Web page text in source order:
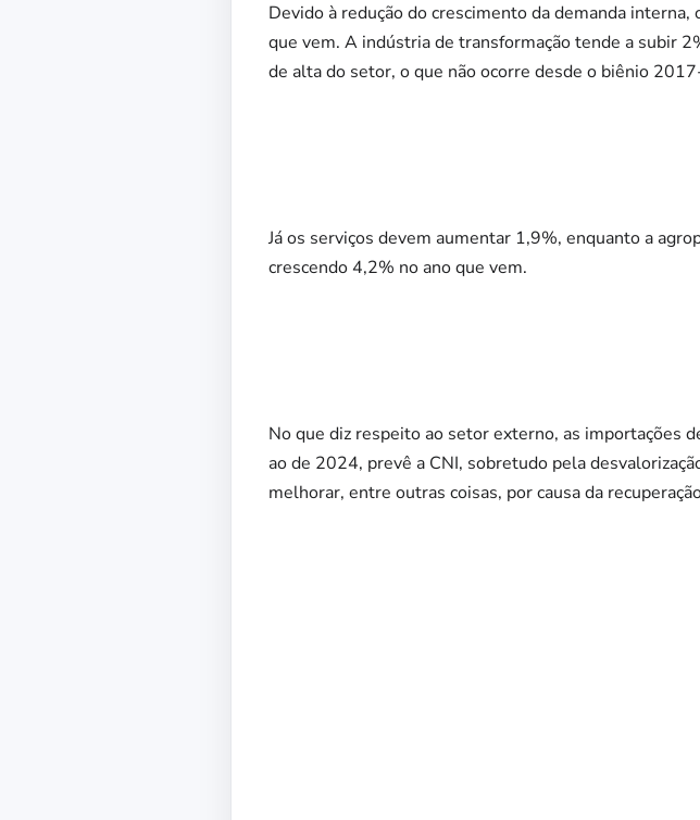
Devido à redução do crescimento da demanda
que vem. A indústria de transformação tende a subir
de alta do setor, o que não ocorre desde o biênio
Já os serviços devem aumentar 1,9%, enquanto a
crescendo 4,2% no ano que vem.
No que diz respeito ao setor externo, as importações
ao de 2024, prevê a CNI, sobretudo pela
melhorar, entre outras coisas, por causa da